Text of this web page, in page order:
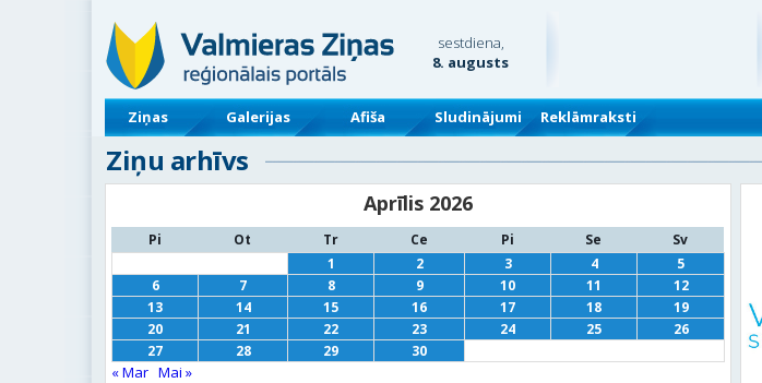
sestdiena,
8. augusts
Ziņas Galerijas Afiša Sludinājumi Reklāmraksti
Ziņu arhīvs
Aprīlis 2026
Pi Ot Tr Ce Pi Se
Sv
1
2 3 4
5
6
7 8 9 10 11
12
13
14 15 16 17 18
19
20
21 22 23 24 25
26
27
28 29 30
« Mar Mai »